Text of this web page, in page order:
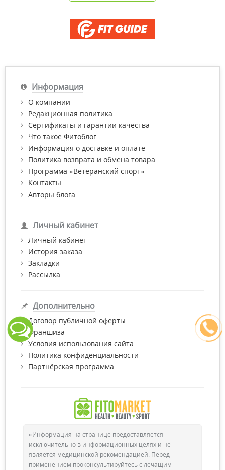
Информация
О компании
Редакционная политика
Сертификаты и гарантии качества
Что такое Фитоблог
Информация о доставке и оплате
Политика возврата и обмена товара
Программа «Ветеранский спорт»
Контакты
Авторы блога
Личный кабинет
Личный кабинет
История заказа
Закладки
Рассылка
Дополнительно
Договор публичной оферты
Франшиза
Условия использования сайта
Политика конфиденциальности
Партнёрская программа
«Информация на странице предоставляется
исключительно в информационных целях и не
является медицинской рекомендацией. Перед
применением проконсультируйтесь с лечащим